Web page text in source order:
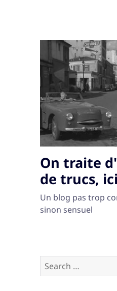
On traite
de trucs,
Un blog pas trop
sinon sensuel
Search
for: